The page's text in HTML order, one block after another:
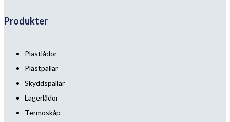
Produkter
Plastlådor
Plastpallar
Skyddspallar
Lagerlådor
Termoskåp